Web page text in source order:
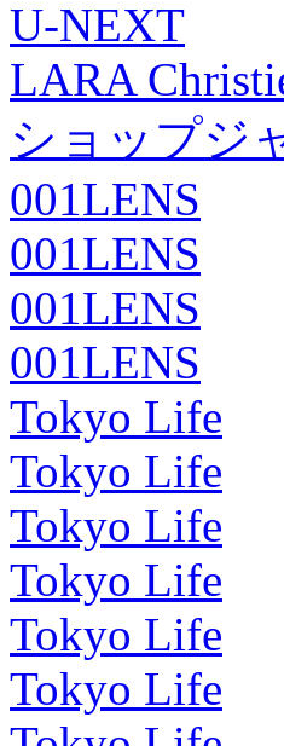
U-NEXT
LARA
ショップジ
001LENS
001LENS
001LENS
001LENS
Tokyo Life
Tokyo Life
Tokyo Life
Tokyo Life
Tokyo Life
Tokyo Life